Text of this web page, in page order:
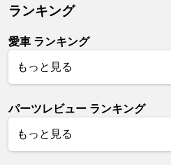
ランキング
愛車 ランキング
もっと見る
パーツレビュー ランキング
もっと見る